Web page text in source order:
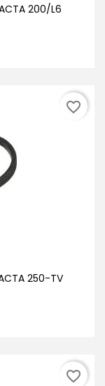
200/L6
250-TV
favorite_border
favorite_border